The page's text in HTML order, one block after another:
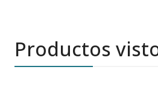
Productos